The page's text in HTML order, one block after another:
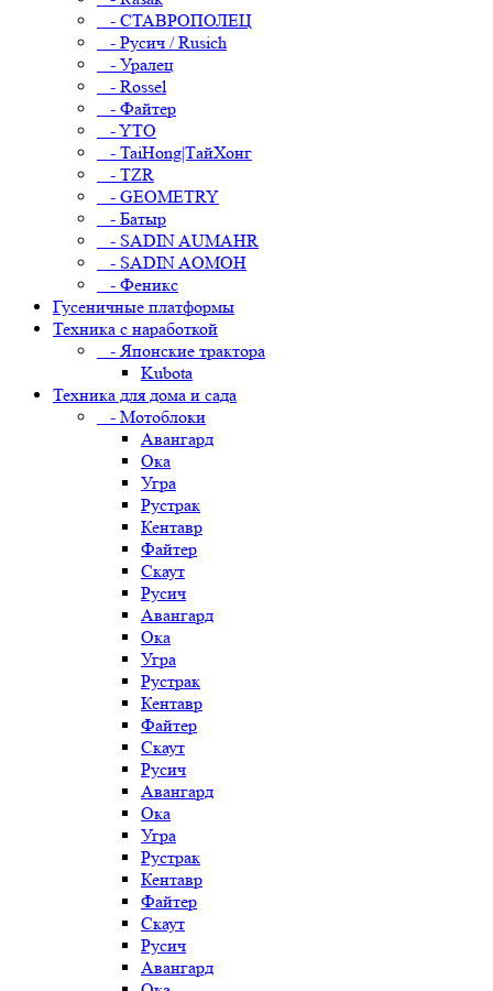
- СТАВРОПОЛЕЦ
- Русич / Rusich
- Уралец
- Rossel
- Файтер
- YTO
- TaiHong|ТайХонг
- TZR
- GEOMETRY
- Батыр
- SADIN AUMAHR
- SADIN AOMOH
- Феникс
Гусеничные платформы
Техника с наработкой
- Японские трактора
Kubota
Техника для дома и сада
- Мотоблоки
Авангард
Ока
Угра
Рустрак
Кентавр
Файтер
Скаут
Русич
Авангард
Ока
Угра
Рустрак
Кентавр
Файтер
Скаут
Русич
Авангард
Ока
Угра
Рустрак
Кентавр
Файтер
Скаут
Русич
Авангард